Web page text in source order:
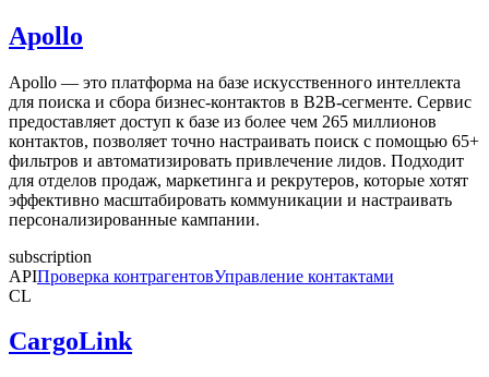
Apollo
Apollo — это платформа на базе искусственного интеллекта
для поиска и сбора бизнес-контактов в B2B-сегменте. Сервис
предоставляет доступ к базе из более чем 265 миллионов
контактов, позволяет точно настраивать поиск с помощью 65+
фильтров и автоматизировать привлечение лидов. Подходит
для отделов продаж, маркетинга и рекрутеров, которые хотят
эффективно масштабировать коммуникации и настраивать
персонализированные кампании.
subscription
APIПроверка контрагентовУправление контактами
CL
CargoLink